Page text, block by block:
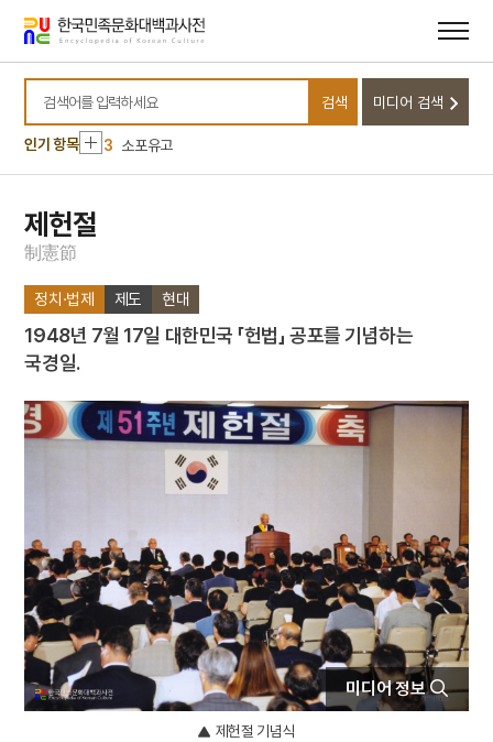
바로가기
바로가기
검색어를 입력하세요
검색 미디어 검색
인기 항목
10 박성춘
1 5·16
2 김필순
3 소포유고
4 장용영
돌장
9
만파식적 설화
1 5·16
2 김필순
5
6 남산
7 남으로 창을 내겠소
8
돌장
9 만파식적 설화
10 박성춘
제헌절
制憲節
정치·법제 제도 현대
1948년 7월 17일 대한민국 「헌법」 공포를 기념하는
국경일.
미디어 정보
제헌절 기념식